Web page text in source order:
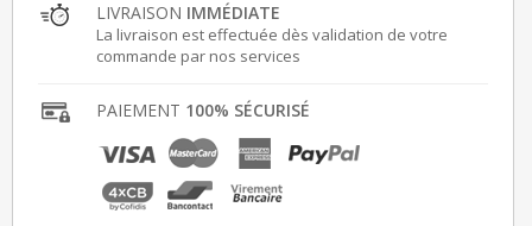
LIVRAISON IMMÉDIATE
La livraison est effectuée dès validation de votre
commande par nos services
PAIEMENT 100% SÉCURISÉ